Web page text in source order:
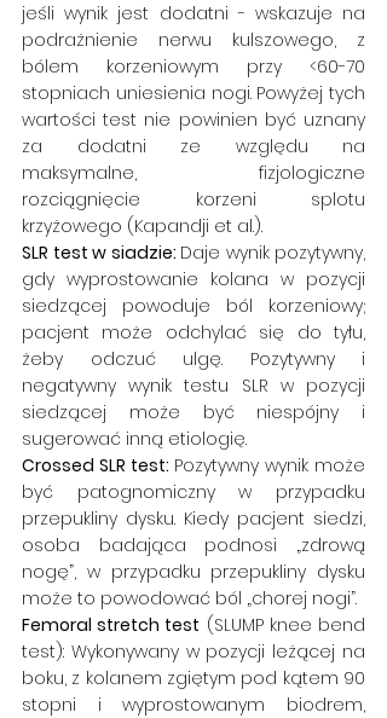
jeśli wynik jest dodatni - wskazuje na
podrażnienie nerwu kulszowego, z
bólem korzeniowym przy <60-70
stopniach uniesienia nogi. Powyżej tych
wartości test nie powinien być uznany
za dodatni ze względu na
maksymalne, fizjologiczne
rozciągnięcie korzeni splotu
krzyżowego (Kapandji et al.).
SLR test w siadzie: Daje wynik pozytywny,
gdy wyprostowanie kolana w pozycji
siedzącej powoduje ból korzeniowy;
pacjent może odchylać się do tyłu,
żeby odczuć ulgę. Pozytywny i
negatywny wynik testu SLR w pozycji
siedzącej może być niespójny i
sugerować inną etiologię.
Crossed SLR test: Pozytywny wynik może
być patognomiczny w przypadku
przepukliny dysku. Kiedy pacjent siedzi,
osoba badająca podnosi „zdrową
nogę”, w przypadku przepukliny dysku
może to powodować ból „chorej nogi”.
Femoral stretch test (SLUMP knee bend
test): Wykonywany w pozycji leżącej na
boku, z kolanem zgiętym pod kątem 90
stopni i wyprostowanym biodrem,